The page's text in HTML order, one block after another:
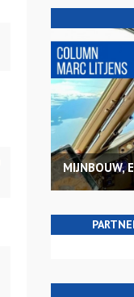
MIJNBOUW,